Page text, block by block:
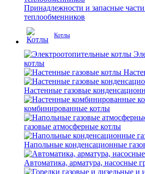
Принадлежности и запасные
теплообменников
Котлы
котлы
Настенные газовые
комбинированные котлы
газовые атмосферные котлы
Напольные конденсационные
Автоматика, арматура, насосные